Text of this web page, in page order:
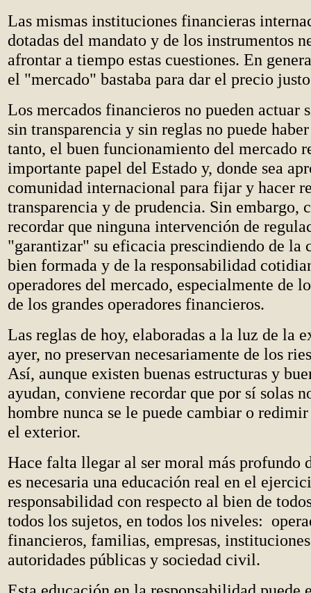
Las mismas instituciones financieras
dotadas del mandato y de los instrumentos
afrontar a tiempo estas cuestiones. En
el "mercado" bastaba para dar el precio
Los mercados financieros no pueden actuar
sin transparencia y sin reglas no puede
tanto, el buen funcionamiento del mercado
importante papel del Estado y, donde sea
comunidad internacional para fijar y hacer
transparencia y de prudencia. Sin embargo,
recordar que ninguna intervención de
"garantizar" su eficacia prescindiendo de la
bien formada y de la responsabilidad
operadores del mercado, especialmente de
de los grandes operadores financieros.
Las reglas de hoy, elaboradas a la luz de la
ayer, no preservan necesariamente de los
Así, aunque existen buenas estructuras y
ayudan, conviene recordar que por sí solas
hombre nunca se le puede cambiar o
el exterior.
Hace falta llegar al ser moral más profundo
es necesaria una educación real en el
responsabilidad con respecto al bien de
todos los sujetos, en todos los niveles:
financieros, familias, empresas,
autoridades públicas y sociedad civil.